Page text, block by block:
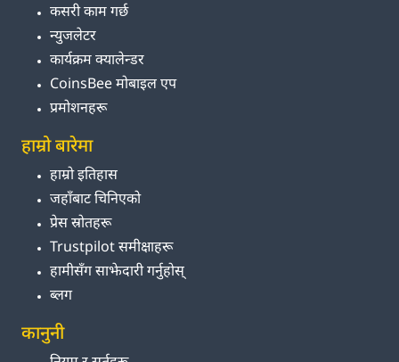
कसरी काम गर्छ
न्युजलेटर
कार्यक्रम क्यालेन्डर
CoinsBee मोबाइल एप
प्रमोशनहरू
हाम्रो बारेमा
हाम्रो इतिहास
जहाँबाट चिनिएको
प्रेस स्रोतहरू
Trustpilot समीक्षाहरू
हामीसँग साझेदारी गर्नुहोस्
ब्लग
कानुनी